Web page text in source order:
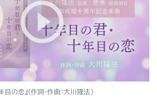
目の恋』（作詞・作曲：大川隆法）